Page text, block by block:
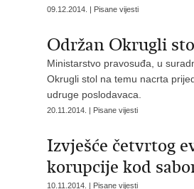
09.12.2014. | Pisane vijesti
Održan Okrugli
Ministarstvo pravosuđa, u
Okrugli stol na temu nacrta
udruge poslodavaca.
20.11.2014. | Pisane vijesti
Izvješće četvrtog
korupcije kod
10.11.2014. | Pisane vijesti